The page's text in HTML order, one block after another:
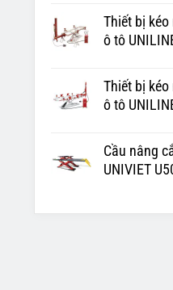
Thiết bị
ô tô
Thiết bị
ô tô
Cầu nâng
UNIVIET